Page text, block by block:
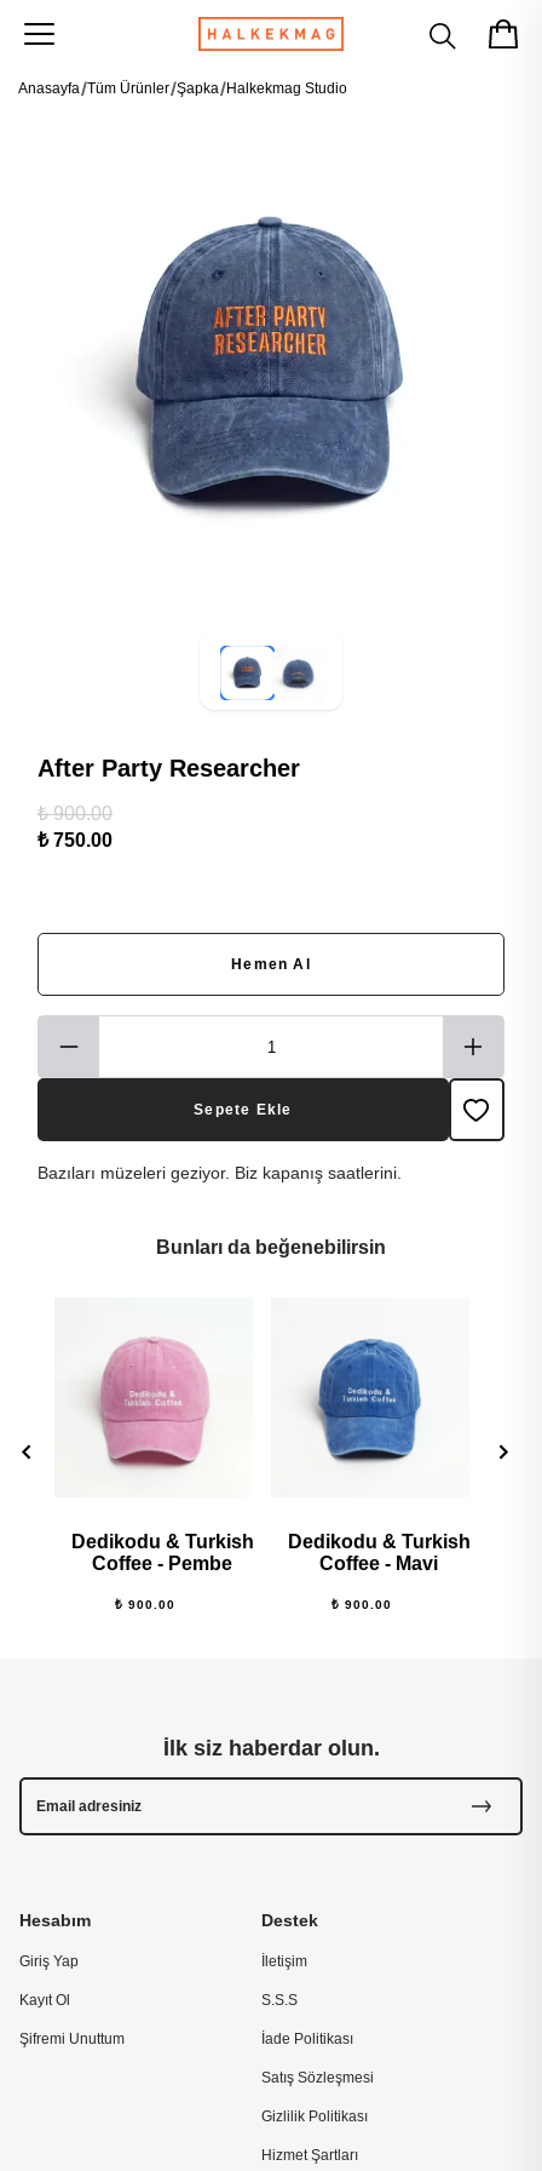
Anasayfa Tüm Ürünler Şapka Halkekmag Studio
After Party Researcher
₺ 900.00
₺ 750.00
Hemen Al
Sepete Ekle
Bazıları müzeleri geziyor. Biz kapanış saatlerini.
Bunları da beğenebilirsin
Dedikodu & Turkish
Coffee - Pembe
₺ 900.00
Dedikodu & Turkish
Coffee - Mavi
₺ 900.00
Hesabım
Giriş Yap
Kayıt Ol
Şifremi Unuttum
Destek
İletişim
S.S.S
İade Politikası
Satış Sözleşmesi
Gizlilik Politikası
Hizmet Şartları
İlk siz haberdar olun.